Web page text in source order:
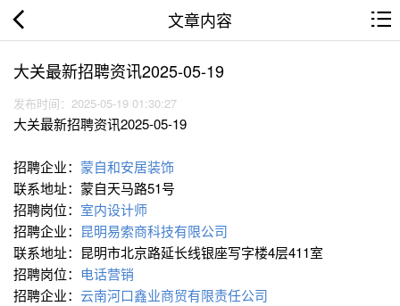
文章内容
大关最新招聘资讯2025-05-19
发布时间：2025-05-19 01:30:27
大关最新招聘资讯2025-05-19
招聘企业： 蒙自和安居装饰
联系地址：蒙自天马路51号
招聘岗位： 室内设计师
招聘企业： 昆明易索商科技有限公司
联系地址：昆明市北京路延长线银座写字楼4层411室
招聘岗位： 电话营销
招聘企业： 云南河口鑫业商贸有限责任公司